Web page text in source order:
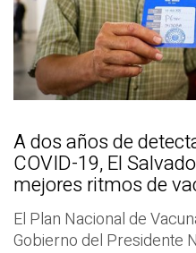
A dos años de
COVID-19, El
mejores ritmos de
El Plan Nacional de
Gobierno del Presidente